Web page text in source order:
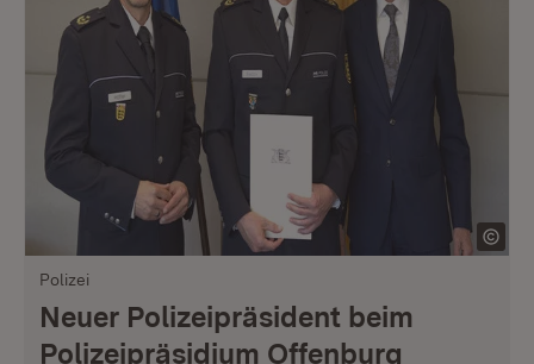
Polizei
Neuer Polizeipräsident beim
Polizeipräsidium Offenburg